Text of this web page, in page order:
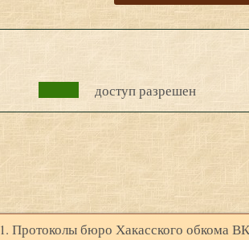
доступ разрешен
1. Протоколы бюро Хакасского обкома